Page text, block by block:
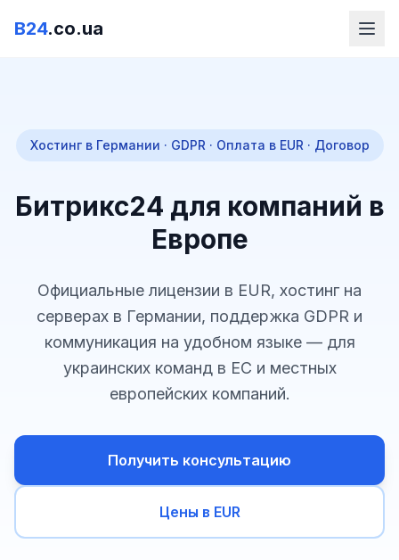
B24.co.ua
Хостинг в Германии · GDPR · Оплата в EUR · Договор
Битрикс24 для компаний в
Европе
Официальные лицензии в EUR, хостинг на
серверах в Германии, поддержка GDPR и
коммуникация на удобном языке — для
украинских команд в ЕС и местных
европейских компаний.
Получить консультацию
Цены в EUR